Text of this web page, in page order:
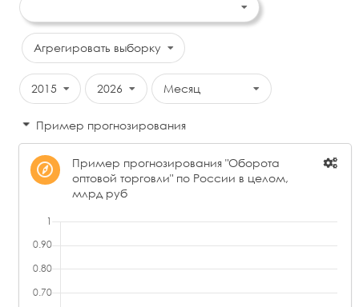
Агрегировать выборку
2015 2026 Месяц
Пример прогнозирования
Пример прогнозирования "Оборота
оптовой торговли" по России в целом,
млрд руб